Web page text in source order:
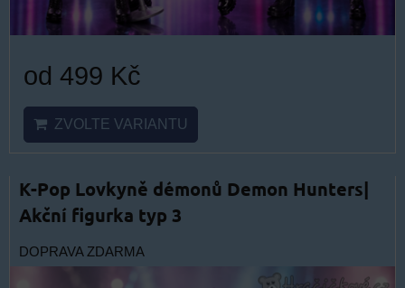
od 499 Kč
ZVOLTE VARIANTU
K-Pop Lovkyně démonů Demon Hunters|
Akční figurka typ 3
DOPRAVA ZDARMA